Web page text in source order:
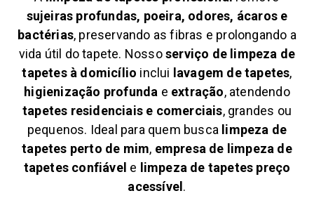
sujeiras profundas, poeira, odores, ácaros e
bactérias, preservando as fibras e prolongando a
vida útil do tapete. Nossoserviço de limpeza de
tapetes à domicílio inclui lavagem de tapetes,
higienização profunda e extração, atendendo
tapetes residenciais e comerciais, grandes ou
pequenos. Ideal para quem busca limpeza de
tapetes perto de mim, empresa de limpeza de
tapetes confiável e limpeza de tapetes preço
acessível .